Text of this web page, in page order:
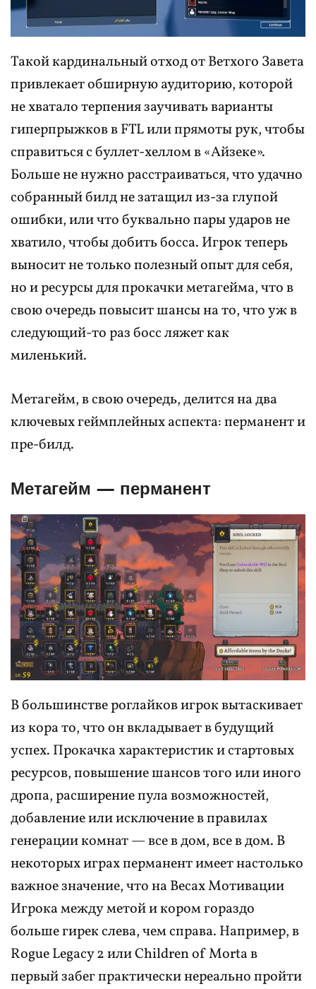
Такой кардинальный отход от Ветхого Завета
привлекает обширную аудиторию, которой
не хватало терпения заучивать варианты
гиперпрыжков в FTL или прямоты рук, чтобы
справиться с буллет-хеллом в «Айзеке».
Больше не нужно расстраиваться, что удачно
собранный билд не затащил из-за глупой
ошибки, или что буквально пары ударов не
хватило, чтобы добить босса. Игрок теперь
выносит не только полезный опыт для себя,
но и ресурсы для прокачки метагейма, что в
свою очередь повысит шансы на то, что уж в
следующий-то раз босс ляжет как
миленький.
Метагейм, в свою очередь, делится на два
ключевых геймплейных аспекта: перманент и
пре-билд.
Метагейм — перманент
В большинстве роглайков игрок вытаскивает
из кора то, что он вкладывает в будущий
успех. Прокачка характеристик и стартовых
ресурсов, повышение шансов того или иного
дропа, расширение пула возможностей,
добавление или исключение в правилах
генерации комнат — все в дом, все в дом. В
некоторых играх перманент имеет настолько
важное значение, что на Весах Мотивации
Игрока между метой и кором гораздо
больше гирек слева, чем справа. Например, в
Rogue Legacy 2 или Children of Morta в
первый забег практически нереально пройти